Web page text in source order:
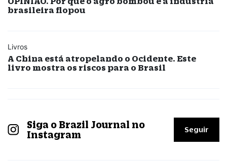
brasileira flopou
Livros
A China está atropelando o Ocidente. Este
livro mostra os riscos para o Brasil
Siga o Brazil Journal no
Instagram
Seguir